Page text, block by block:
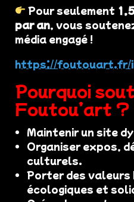
Pour seulement
par an, vous
média engagé !
https://foutouart.fr/
Pourquoi
Foutou’art ?
Maintenir un site
Organiser expos,
culturels.
Porter des valeurs
écologiques et